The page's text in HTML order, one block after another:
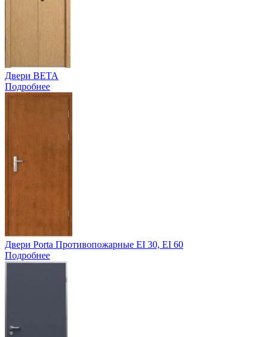
Двери BETA
Подробнее
Двери Porta Противопожарные EI 30, EI 60
Подробнее